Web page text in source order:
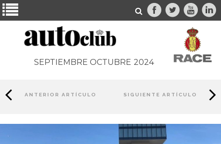
SEPTIEMBRE OCTUBRE 2024
ANTERIOR ARTÍCULO SIGUIENTE ARTÍCULO